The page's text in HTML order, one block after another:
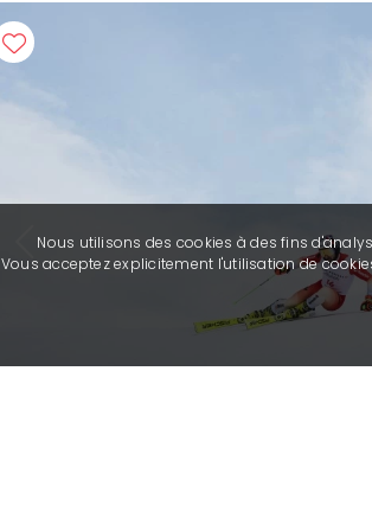
Previous
Nous utilisons des cookies à des fins
Vous acceptez explicitement l'utilisation de